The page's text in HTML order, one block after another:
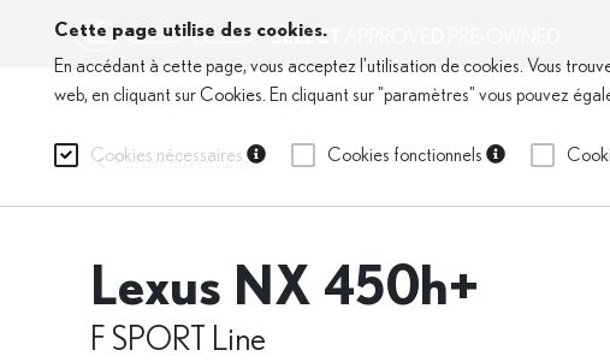
Cette page utilise des cookies.
En accédant à cette page, vous acceptez l'utilisation de cookies. Vous
web, en cliquant sur Cookies . En cliquant sur "paramètres" vous pouvez
Cookies nécessaires Cookies fonctionnels
Occasions Avantages
Retour aux résultats
Lexus NX 450h+
F SPORT Line